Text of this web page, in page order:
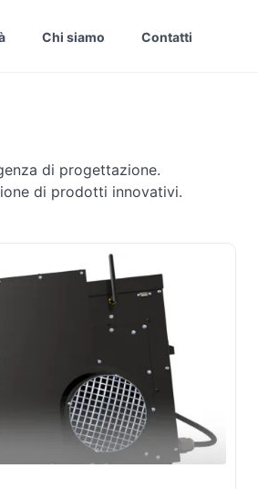
Chi siamo Contatti
di progettazione.
di prodotti innovativi.